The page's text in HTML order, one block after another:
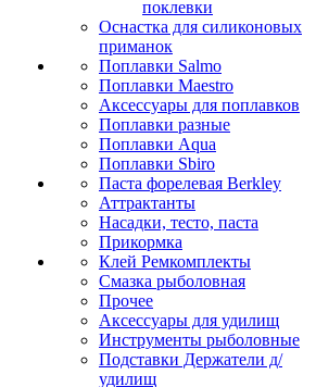
поклевки
Оснастка для силиконовых
приманок
Поплавки Salmo
Поплавки Maestro
Аксессуары для поплавков
Поплавки разные
Поплавки Aqua
Поплавки Sbiro
Паста форелевая Berkley
Аттрактанты
Насадки, тесто, паста
Прикормка
Клей Ремкомплекты
Смазка рыболовная
Прочее
Аксессуары для удилищ
Инструменты рыболовные
Подставки Держатели д/
удилищ